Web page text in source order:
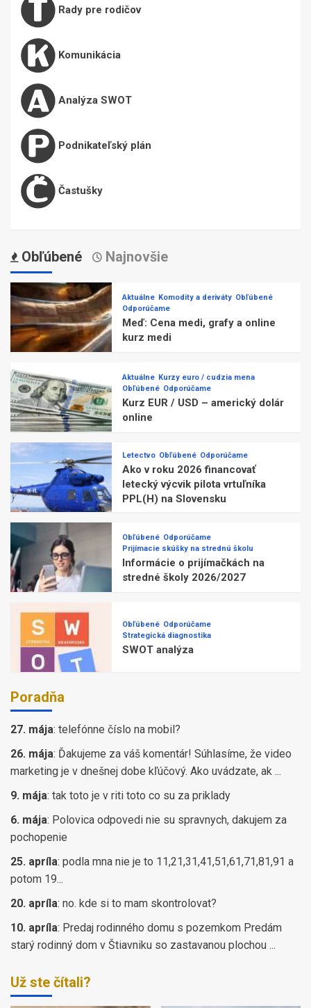
Rady pre rodičov
Komunikácia
Analýza SWOT
Podnikateľský plán
Častušky
Obľúbené Najnovšie
Aktuálne Komodity a deriváty Obľúbené
Odporúčame
Meď: Cena medi, grafy a online
kurz medi
Aktuálne Kurzy euro / cudzia mena
Obľúbené Odporúčame
Kurz EUR / USD – americký dolár
online
Letectvo Obľúbené Odporúčame
Ako v roku 2026 financovať
letecký výcvik pilota vrtuľníka
PPL(H) na Slovensku
Obľúbené Odporúčame
Prijímacie skúšky na strednú školu
Informácie o prijímačkách na
stredné školy 2026/2027
Obľúbené Odporúčame
Strategická diagnostika
SWOT analýza
Poradňa
27. mája: telefónne číslo na mobil?
26. mája: Ďakujeme za váš komentár! Súhlasíme, že video
marketing je v dnešnej dobe kľúčový. Ako uvádzate, ak ...
9. mája: tak toto je v riti toto co su za priklady
6. mája: Polovica odpovedi nie su spravnych, dakujem za
pochopenie
25. apríla: podla mna nie je to 11,21,31,41,51,61,71,81,91 a
potom 19...
20. apríla: no. kde si to mam skontrolovat?
10. apríla: Predaj rodinného domu s pozemkom Predám
starý rodinný dom v Štiavniku so zastavanou plochou ...
Už ste čítali?